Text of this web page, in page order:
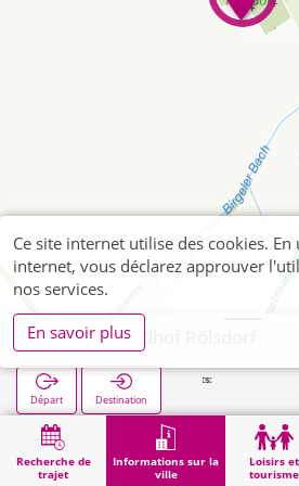
Recherche de
trajet
Informations sur la
ville
Loisirs et
tourisme
Düren, Friedhof Rölsdorf
Départ Destination
Arrêts suivants:
Démarrage Informations sur la ville Düren,
Ce site internet utilise des cookies.
internet, vous déclarez approuver
nos services.
En savoir plus